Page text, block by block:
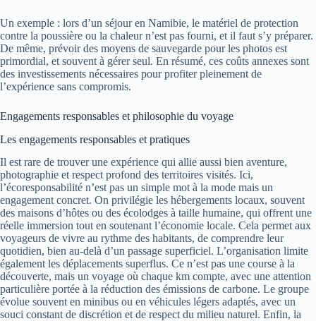
Un exemple : lors d’un séjour en Namibie, le matériel de protection
contre la poussière ou la chaleur n’est pas fourni, et il faut s’y préparer.
De même, prévoir des moyens de sauvegarde pour les photos est
primordial, et souvent à gérer seul. En résumé, ces coûts annexes sont
des investissements nécessaires pour profiter pleinement de
l’expérience sans compromis.
Engagements responsables et philosophie du voyage
Les engagements responsables et pratiques
Il est rare de trouver une expérience qui allie aussi bien aventure,
photographie et respect profond des territoires visités. Ici,
l’écoresponsabilité n’est pas un simple mot à la mode mais un
engagement concret. On privilégie les hébergements locaux, souvent
des maisons d’hôtes ou des écolodges à taille humaine, qui offrent une
réelle immersion tout en soutenant l’économie locale. Cela permet aux
voyageurs de vivre au rythme des habitants, de comprendre leur
quotidien, bien au-delà d’un passage superficiel. L’organisation limite
également les déplacements superflus. Ce n’est pas une course à la
découverte, mais un voyage où chaque km compte, avec une attention
particulière portée à la réduction des émissions de carbone. Le groupe
évolue souvent en minibus ou en véhicules légers adaptés, avec un
souci constant de discrétion et de respect du milieu naturel. Enfin, la